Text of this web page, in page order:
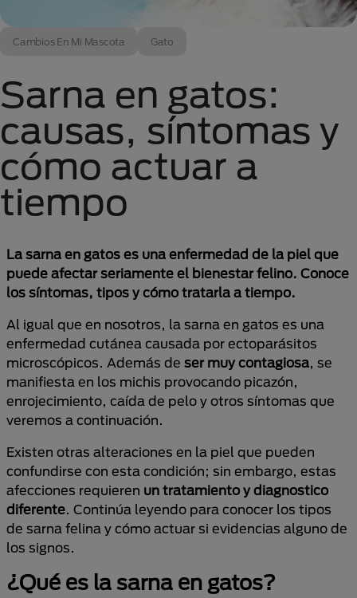
Cambios En Mi Mascota Gato
Sarna en gatos:
causas, síntomas y
cómo actuar a
tiempo
La sarna en gatos es una enfermedad de la piel que
puede afectar seriamente el bienestar felino. Conoce
los síntomas, tipos y cómo tratarla a tiempo.
Al igual que en nosotros, la sarna en gatos es una
enfermedad cutánea causada por ectoparásitos
microscópicos. Además de ser muy contagiosa, se
manifiesta en los michis provocando picazón,
enrojecimiento, caída de pelo y otros síntomas que
veremos a continuación.
Existen otras alteraciones en la piel que pueden
confundirse con esta condición; sin embargo, estas
afecciones requieren un tratamiento y diagnostico
diferente. Continúa leyendo para conocer los tipos
de sarna felina y cómo actuar si evidencias alguno de
los signos.
¿Qué es la sarna en gatos?